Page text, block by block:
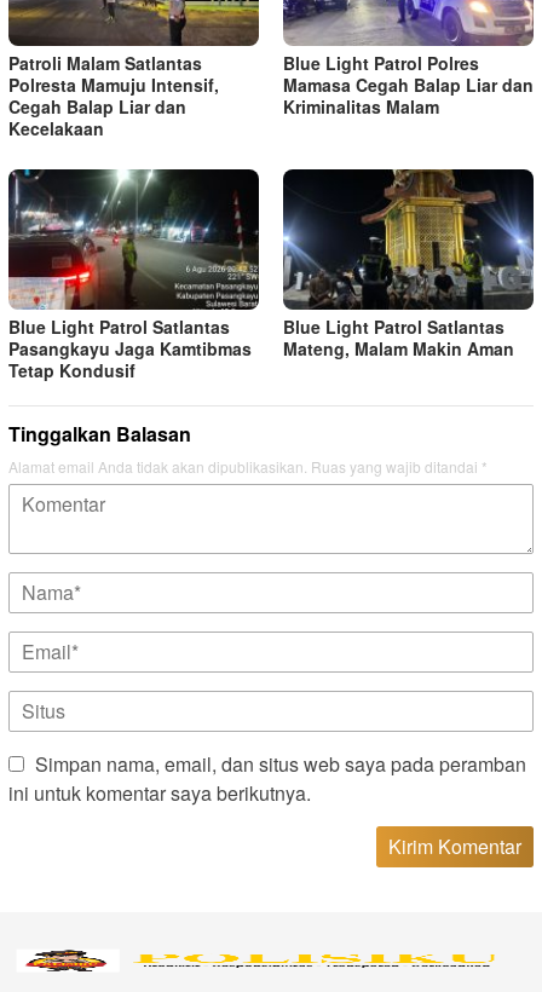
Patroli Malam Satlantas
Polresta Mamuju Intensif,
Cegah Balap Liar dan
Kecelakaan
Blue Light Patrol Polres
Mamasa Cegah Balap Liar dan
Kriminalitas Malam
Blue Light Patrol Satlantas
Pasangkayu Jaga Kamtibmas
Tetap Kondusif
Blue Light Patrol Satlantas
Mateng, Malam Makin Aman
Tinggalkan Balasan
Alamat email Anda tidak akan dipublikasikan. Ruas yang wajib ditandai *
Simpan nama, email, dan situs web saya pada peramban
ini untuk komentar saya berikutnya.